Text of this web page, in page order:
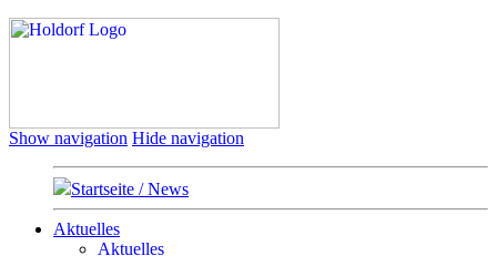
Show navigation Hide navigation
Startseite / News
Aktuelles
Aktuelles